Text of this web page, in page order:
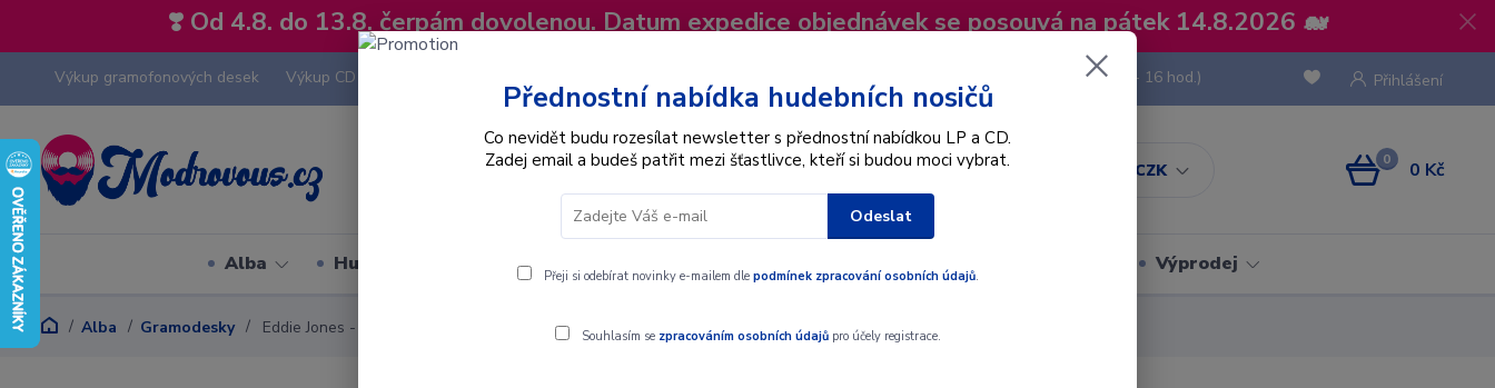
❣️ Od 4.8. do 13.8. čerpám dovolenou. Datum expedice objednávek se posouvá na pátek 14.8.2026 🐋
Výkup gramofonových desek Výkup CD
CZK
Přihlášení
Hledat
(Po-Pá, 8 - 16 hod.)
0 0 Kč
Alba Hudební styly Interpret Dárkové poukazy Výprodej
Alba Gramodesky Eddie Jones - 20 Guitar Greats - LP / Vinyl
Přednostní nabídka hudebních nosičů
Co nevidět budu rozesílat newsletter s přednostní nabídkou LP a CD.
Zadej email a budeš patřit mezi šťastlivce, kteří si budou moci vybrat.
Odeslat
Přeji si odebírat novinky e-mailem dle podmínek zpracování osobních údajů.
Souhlasím se zpracováním osobních údajůpro účely registrace.